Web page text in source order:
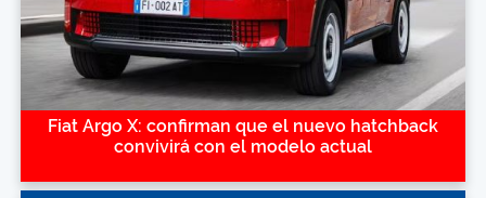
Fiat Argo X: confirman que el nuevo hatchback
convivirá con el modelo actual